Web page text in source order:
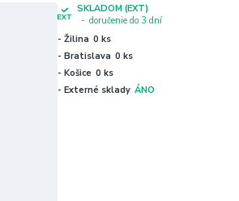
SKLADOM (EXT)
doručenie do 3 dní
- Žilina 0 ks
- Bratislava 0 ks
- Košice 0 ks
- Externé sklady ÁNO